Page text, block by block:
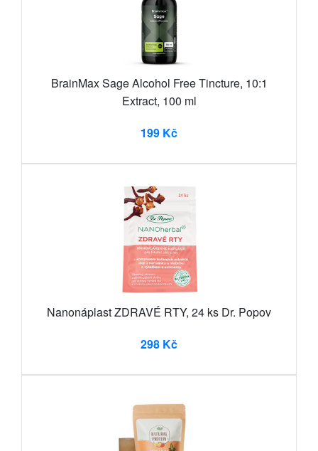
BrainMax Sage Alcohol Free Tincture, 10:1
Extract, 100 ml
199 Kč
Nanonáplast ZDRAVÉ RTY, 24 ks Dr. Popov
298 Kč